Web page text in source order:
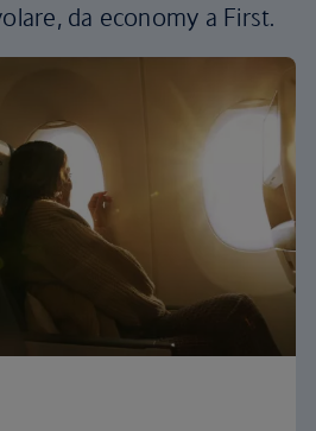
da economy a First.